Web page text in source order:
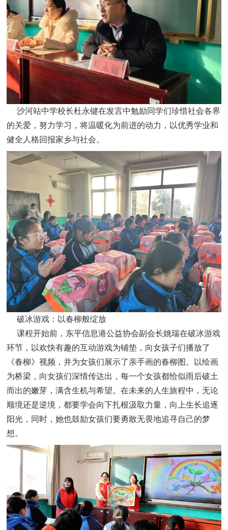
沙河站中学校长杜永键在发言中勉励同学们珍惜社会各界
的关爱，努力学习，将温暖化为前进的动力，以优秀学业和
健全人格回报家乡与社会。
破冰游戏：以春柳般绽放
课程开始前，东平信息港公益协会副会长姚瑞在破冰游戏
环节，以欢快有趣的互动游戏为铺垫，向女孩子们播放了
《春柳》视频，并为女孩们展示了亲手画的春柳图。以绘画
为桥梁，向女孩们深情传达出，每一个女孩都恰似雨后破土
而出的嫩芽，满含生机与希望。在未来的人生旅程中，无论
顺境还是逆境，都要学会向下扎根汲取力量，向上生长追逐
阳光，同时，她也鼓励女孩们要勇敢无畏地追寻自己的梦
想。